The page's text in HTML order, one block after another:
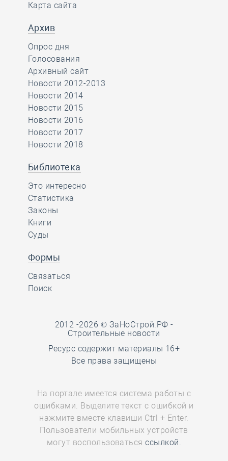
Карта сайта
Архив
Опрос дня
Голосования
Архивный сайт
Новости 2012-2013
Новости 2014
Новости 2015
Новости 2016
Новости 2017
Новости 2018
Библиотека
Это интересно
Статистика
Законы
Книги
Суды
Формы
Связаться
Поиск
2012 -2026 © ЗаНоСтрой.РФ -
Строительные новости
Ресурс содержит материалы 16+
Все права защищены
На портале имеется система работы с
ошибками. Выделите текст с ошибкой и
нажмите вместе клавиши Ctrl + Enter.
Пользователи мобильных устройств
могут воспользоватьсяссылкой.